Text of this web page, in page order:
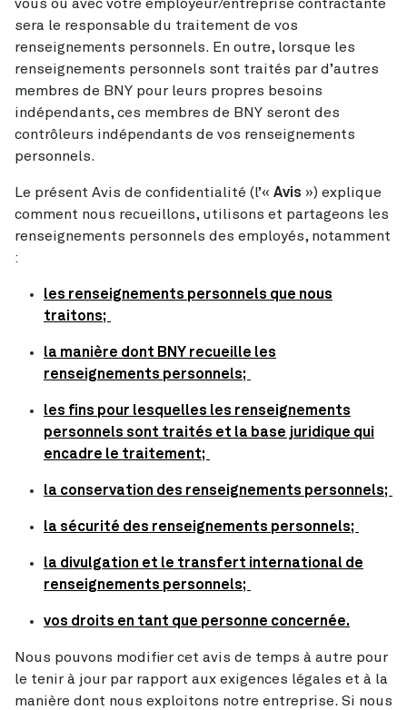
vous ou avec votre employeur/entreprise contractante
sera le responsable du traitement de vos
renseignements personnels. En outre, lorsque les
renseignements personnels sont traités par d’autres
membres de BNY pour leurs propres besoins
indépendants, ces membres de BNY seront des
contrôleurs indépendants de vos renseignements
personnels.
Le présent Avis de confidentialité (l’« Avis ») explique
comment nous recueillons, utilisons et partageons les
renseignements personnels des employés, notamment
:
les renseignements personnels que nous
traitons;
la manière dont BNY recueille les
renseignements personnels;
les fins pour lesquelles les renseignements
personnels sont traités et la base juridique qui
encadre le traitement;
la conservation des renseignements personnels;
la sécurité des renseignements personnels;
la divulgation et le transfert international de
renseignements personnels;
vos droits en tant que personne concernée.
Nous pouvons modifier cet avis de temps à autre pour
le tenir à jour par rapport aux exigences légales et à la
manière dont nous exploitons notre entreprise. Si nous